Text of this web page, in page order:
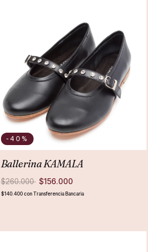
-40%
Ballerina KAMALA
$260.000 $156.000
$140.400 con Transferencia Bancaria